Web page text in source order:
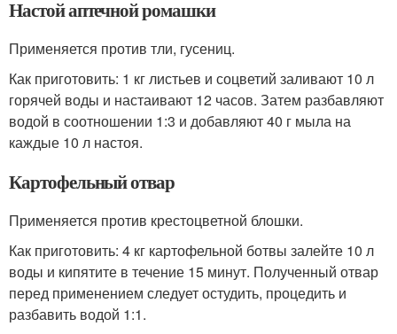
Настой аптечной ромашки
Применяется против тли, гусениц.
Как приготовить: 1 кг листьев и соцветий заливают 10 л
горячей воды и настаивают 12 часов. Затем разбавляют
водой в соотношении 1:3 и добавляют 40 г мыла на
каждые 10 л настоя.
Картофельный отвар
Применяется против крестоцветной блошки.
Как приготовить: 4 кг картофельной ботвы залейте 10 л
воды и кипятите в течение 15 минут. Полученный отвар
перед применением следует остудить, процедить и
разбавить водой 1:1.